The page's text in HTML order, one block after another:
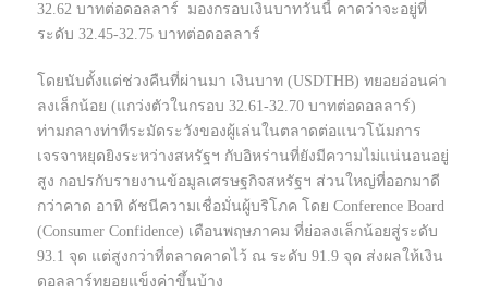
32.62 บาทต่อดอลลาร์ มองกรอบเงินบาทวันนี้ คาดว่าจะอยู่ที่
ระดับ 32.45-32.75 บาทต่อดอลลาร์
โดยนับตั้งแต่ช่วงคืนที่ผ่านมา เงินบาท (USDTHB) ทยอยอ่อนค่า
ลงเล็กน้อย (แกว่งตัวในกรอบ 32.61-32.70 บาทต่อดอลลาร์)
ท่ามกลางท่าทีระมัดระวังของผู้เล่นในตลาดต่อแนวโน้มการ
เจรจาหยุดยิงระหว่างสหรัฐฯ กับอิหร่านที่ยังมีความไม่แน่นอนอยู่
สูง กอปรกับรายงานข้อมูลเศรษฐกิจสหรัฐฯ ส่วนใหญ่ที่ออกมาดี
กว่าคาด อาทิ ดัชนีความเชื่อมั่นผู้บริโภค โดย Conference Board
(Consumer Confidence) เดือนพฤษภาคม ที่ย่อลงเล็กน้อยสู่ระดับ
93.1 จุด แต่สูงกว่าที่ตลาดคาดไว้ ณ ระดับ 91.9 จุด ส่งผลให้เงิน
ดอลลาร์ทยอยแข็งค่าขึ้นบ้าง